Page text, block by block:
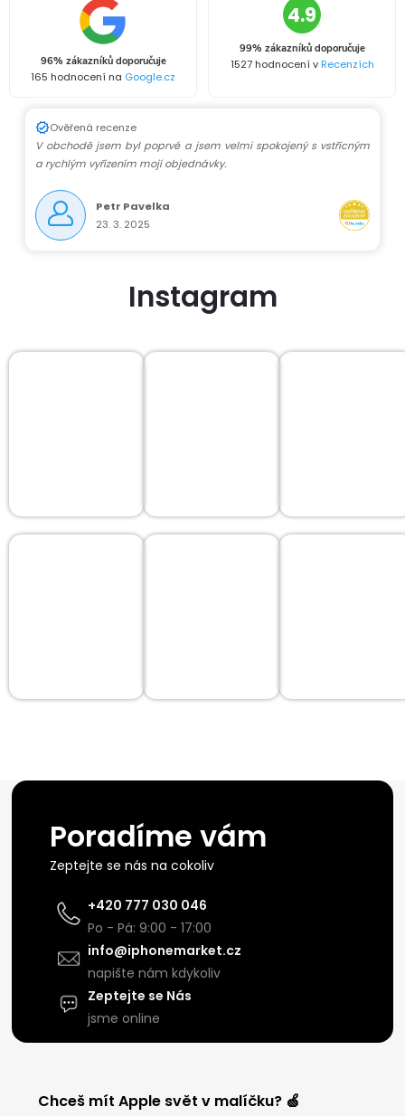
96% zákazníků doporučuje
165 hodnocení na Google.cz
4.9
99% zákazníků doporučuje
1527 hodnocení vRecenzích
Ověřená recenze
V obchodě jsem byl poprvé a jsem velmi spokojený s vstřícným
a rychlým vyřízením mojí objednávky.
Petr Pavelka
23. 3. 2025
Instagram
Poradíme vám
Zeptejte se nás na cokoliv
+420 777 030 046
Po - Pá: 9:00 - 17:00
info@iphonemarket.cz
napište nám kdykoliv
Zeptejte se Nás
jsme online
Chceš mít Apple svět v malíčku? 🍏